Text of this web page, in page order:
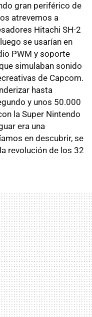
gran periférico de
atrevemos a
Hitachi SH-2
se usarían en
PWM y soporte
simulaban sonido
de Capcom.
hasta
y unos 50.000
la Super Nintendo
era una
en descubrir, se
revolución de los 32